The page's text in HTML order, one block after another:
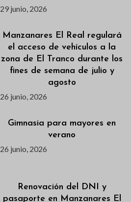
29 junio, 2026
Manzanares El Real regulará
el acceso de vehículos a la
zona de El Tranco durante los
fines de semana de julio y
agosto
26 junio, 2026
Gimnasia para mayores en
verano
26 junio, 2026
Renovación del DNI y
pasaporte en Manzanares El